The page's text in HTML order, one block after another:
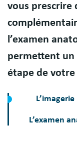
vous prescrire
l’examen
permettent un
étape de votre
L’examen